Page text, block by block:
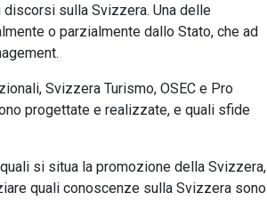
sulla Svizzera. Una delle
o parzialmente dallo Stato, che ad
Svizzera Turismo, OSEC e Pro
progettate e realizzate, e quali sfide
si situa la promozione della Svizzera,
quali conoscenze sulla Svizzera sono